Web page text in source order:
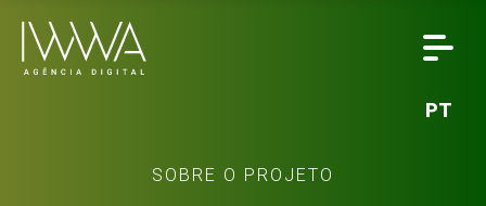
PT
SOBRE O PROJETO